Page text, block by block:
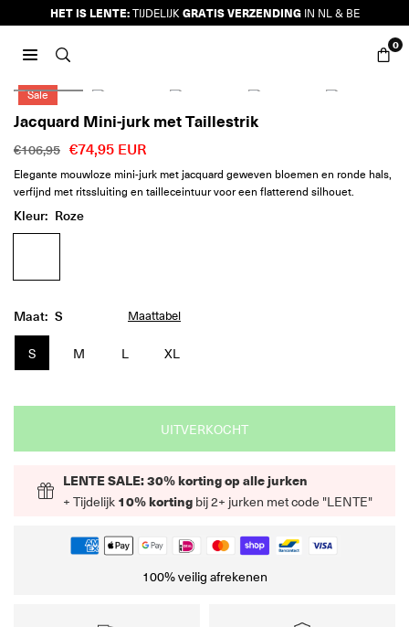
naar
inhoud
HET IS LENTE:TIJDELIJKGRATIS VERZENDINGIN NL & BE
0
Sale
Jacquard Mini-jurk met Taillestrik
Reguliere
prijs
€106,95 €74,95 EUR
Elegante mouwloze mini-jurk met jacquard geweven bloemen en ronde hals,
verfijnd met ritssluiting en tailleceintuur voor een flatterend silhouet.
Kleur: Roze
Maat: S Maattabel
S M L XL
UITVERKOCHT
LENTE SALE: 30% korting op alle jurken
+ Tijdelijk 10% kortingbij 2+ jurken met code "LENTE"
100% veilig afrekenen